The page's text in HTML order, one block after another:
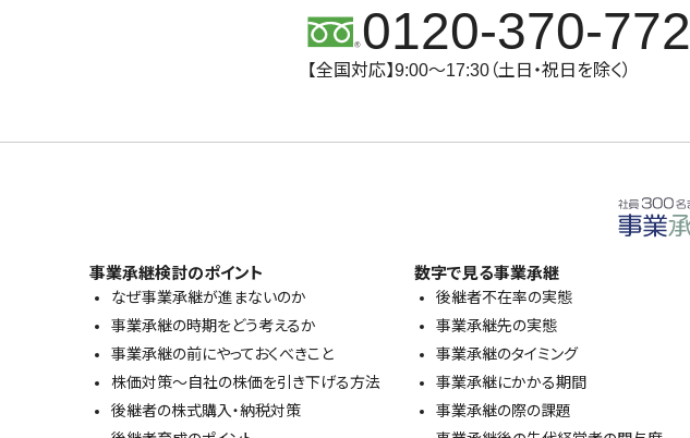
0120-370-772
【全国対応】9:00～17:30（土日・祝日を除く）
事業承継検討のポイント
なぜ事業承継が進まないのか
事業承継の時期をどう考えるか
事業承継の前にやっておくべきこと
株価対策～自社の株価を引き下げる方法
後継者の株式購入・納税対策
数字で見る事業承継
後継者不在率の実態
事業承継先の実態
事業承継のタイミング
事業承継にかかる期間
事業承継の際の課題